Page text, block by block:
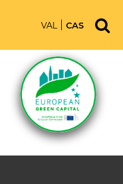
VAL CAS